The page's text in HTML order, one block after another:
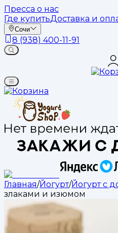
Пресса о нас
Где купитьДоставка и
Сочи
8 (938) 400-11-91
Главная/Йогурт/Йогурт с
злаками и изюмом